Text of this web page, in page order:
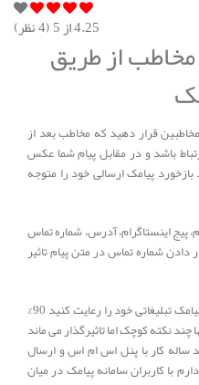
4.25از 5 ( 4نظر)
از طریق
قرار دهید که مخاطب بعد از
باشد و در مقابل پیام شما عکس
پیامک ارسالی خود را متوجه
پیج اینستاگرام، آدرس، شماره تماس
شماره تماس در متن پیام تاثیر
اگر اصول نگارشی و اصول محتوایی متن پیامک تبلیغاتی خود را رعایت کنید 90%
نکته کوچک اما تاثیرگذار می ماند
کار با پنل اس ام اس و ارسال
کاربران سامانه پیامک در میان